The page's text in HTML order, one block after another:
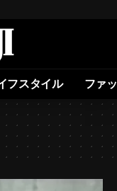
フスタイル ファ